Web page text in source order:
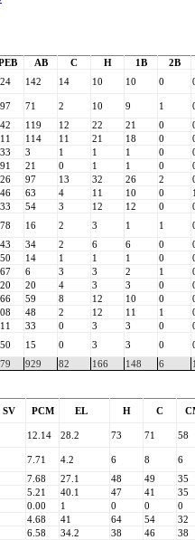
AB C H 1B
2B
142 14 10 10 0
71 2 10 9 1
119 12 22 21 0
114 11 21 18 0
3 1 1 1 0
21 0 1 1 0
97 13 32 26 2
63 4 11 10 0
54 3 12 12 0
16 2 3 1 1
34 2 6 6 0
14 1 1 1 0
6 3 3 2 1
20 4 3 3 0
59 8 12 10 0
48 2 12 11 1
33 0 3 3 0
15 0 3 3 0
929 82 166 148 6
SV PCM EL H C
12.14 28.2 73 71
58
7.71 4.2 6 8
6
7.68 27.1 48 49
35
5.21 40.1 47 41
35
0.00 1 0 0
0
4.68 41 64 54
32
6.58 34.2 38 46
38